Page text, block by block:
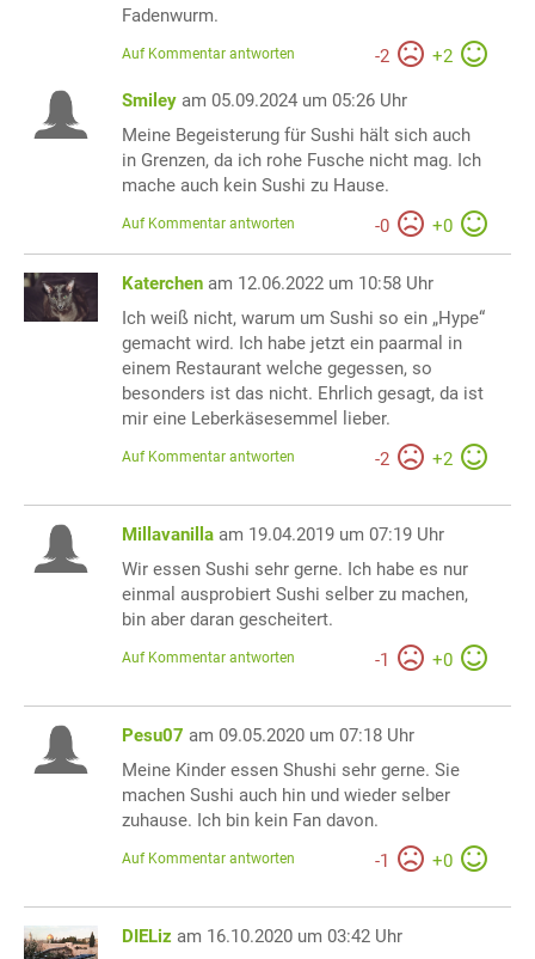
Fadenwurm.
-2 +2
Auf Kommentar antworten
Smiley am 05.09.2024 um 05:26 Uhr
Meine Begeisterung für Sushi hält sich auch
in Grenzen, da ich rohe Fusche nicht mag. Ich
mache auch kein Sushi zu Hause.
-0 +0
Auf Kommentar antworten
Katerchen am 12.06.2022 um 10:58 Uhr
Ich weiß nicht, warum um Sushi so ein „Hype“
gemacht wird. Ich habe jetzt ein paarmal in
einem Restaurant welche gegessen, so
besonders ist das nicht. Ehrlich gesagt, da ist
mir eine Leberkäsesemmel lieber.
-2 +2
Auf Kommentar antworten
Millavanilla am 19.04.2019 um 07:19 Uhr
Wir essen Sushi sehr gerne. Ich habe es nur
einmal ausprobiert Sushi selber zu machen,
bin aber daran gescheitert.
-1 +0
Auf Kommentar antworten
Pesu07 am 09.05.2020 um 07:18 Uhr
Meine Kinder essen Shushi sehr gerne. Sie
machen Sushi auch hin und wieder selber
zuhause. Ich bin kein Fan davon.
-1 +0
Auf Kommentar antworten
DIELiz am 16.10.2020 um 03:42 Uhr